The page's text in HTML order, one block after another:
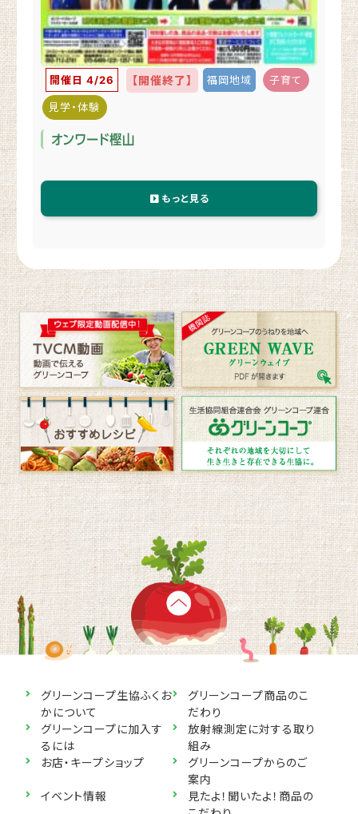
開催日 4/26 【開催終了】 福岡地域 子育て
見学・体験
オンワード樫山
もっと見る
グリーンコープ生協ふくお
かについて
グリーンコープ商品のこ
だわり
グリーンコープに加入す
るには
放射線測定に対する取り
組み
お店・キープショップ
グリーンコープからのご
案内
イベント情報
見たよ！聞いたよ！商品の